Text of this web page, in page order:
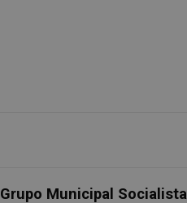
Grupo Municipal Socialista